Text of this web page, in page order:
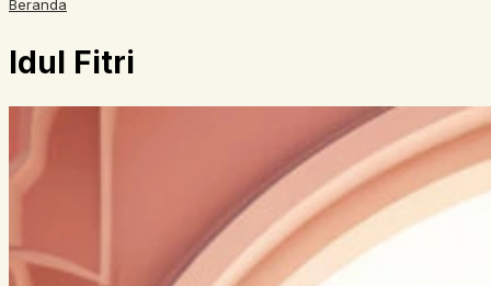
Beranda
Idul Fitri